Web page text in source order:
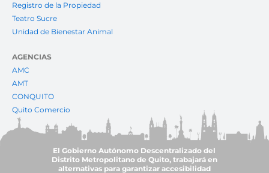
Registro de la Propiedad
Teatro Sucre
Unidad de Bienestar Animal
AGENCIAS
AMC
AMT
CONQUITO
Quito Comercio
El Gobierno Autónomo Descentralizado del
Distrito Metropolitano de Quito, trabajará en
alternativas para garantizar accesibilidad